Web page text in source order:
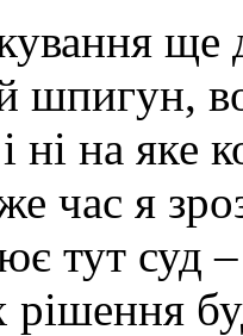
шпигун,
ні на яке
час я
тут суд